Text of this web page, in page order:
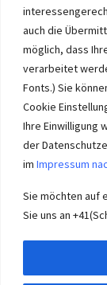
auch die
möglich, dass
verarbeitet
Fonts.) Sie
Cookie
Ihre Einwilligung
der
im Impressum
Sie möchten auf
Sie uns an
Immobilie
© 2026